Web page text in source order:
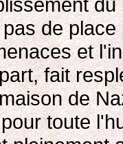
de
et
fait
de
toute